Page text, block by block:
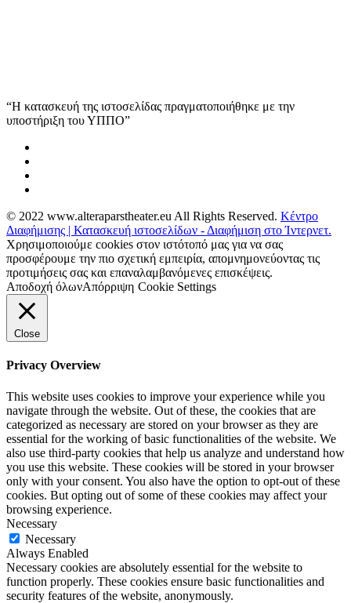
“Η κατασκευή της ιστοσελίδας πραγματοποιήθηκε με την
υποστήριξη του ΥΠΠΟ”
© 2022 www.alteraparstheater.eu All Rights Reserved. Κέντρο
Διαφήμισης | Κατασκευή ιστοσελίδων - Διαφήμιση στο Ίντερνετ.
Χρησιμοποιούμε cookies στον ιστότοπό μας για να σας
προσφέρουμε την πιο σχετική εμπειρία, απομνημονεύοντας τις
προτιμήσεις σας και επαναλαμβανόμενες επισκέψεις.
Αποδοχή όλωνΑπόρριψη Cookie Settings
Close
Privacy Overview
This website uses cookies to improve your experience while you
navigate through the website. Out of these, the cookies that are
categorized as necessary are stored on your browser as they are
essential for the working of basic functionalities of the website. We
also use third-party cookies that help us analyze and understand how
you use this website. These cookies will be stored in your browser
only with your consent. You also have the option to opt-out of these
cookies. But opting out of some of these cookies may affect your
browsing experience.
Necessary
Necessary
Always Enabled
Necessary cookies are absolutely essential for the website to
function properly. These cookies ensure basic functionalities and
security features of the website, anonymously.